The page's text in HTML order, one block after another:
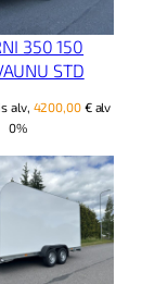
350 150
STD
alv, 4200,00 €alv
0%